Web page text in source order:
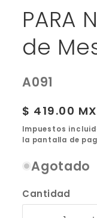
PARA
de
SKU:
A091
Precio
habitual
$ 419.00
Impuestos
la pantalla de
Agotado
Cantidad